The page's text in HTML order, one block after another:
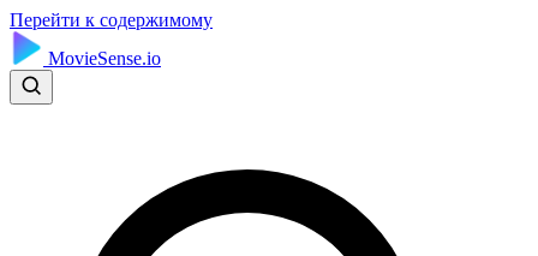
Перейти к содержимому
MovieSense.io